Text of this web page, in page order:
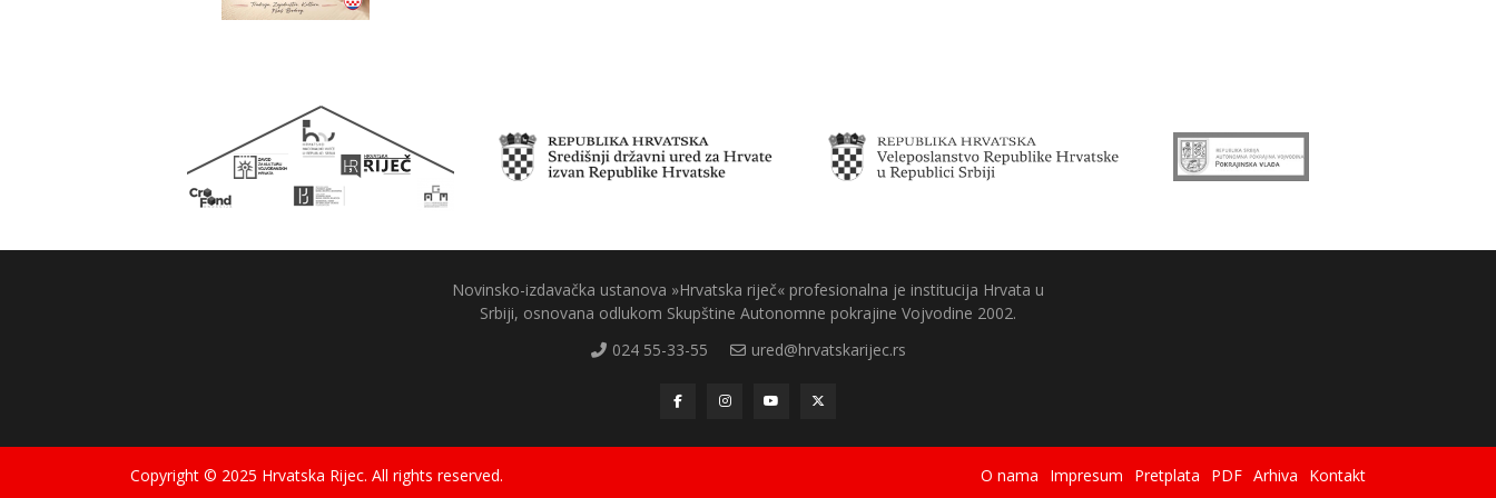
Novinsko-izdavačka ustanova »Hrvatska riječ« profesionalna je institucija Hrvata u
Srbiji, osnovana odlukom Skupštine Autonomne pokrajine Vojvodine 2002.
024 55-33-55
ured@hrvatskarijec.rs
Copyright © 2025 Hrvatska Rijec. All rights reserved. O nama Impresum Pretplata PDF Arhiva Kontakt